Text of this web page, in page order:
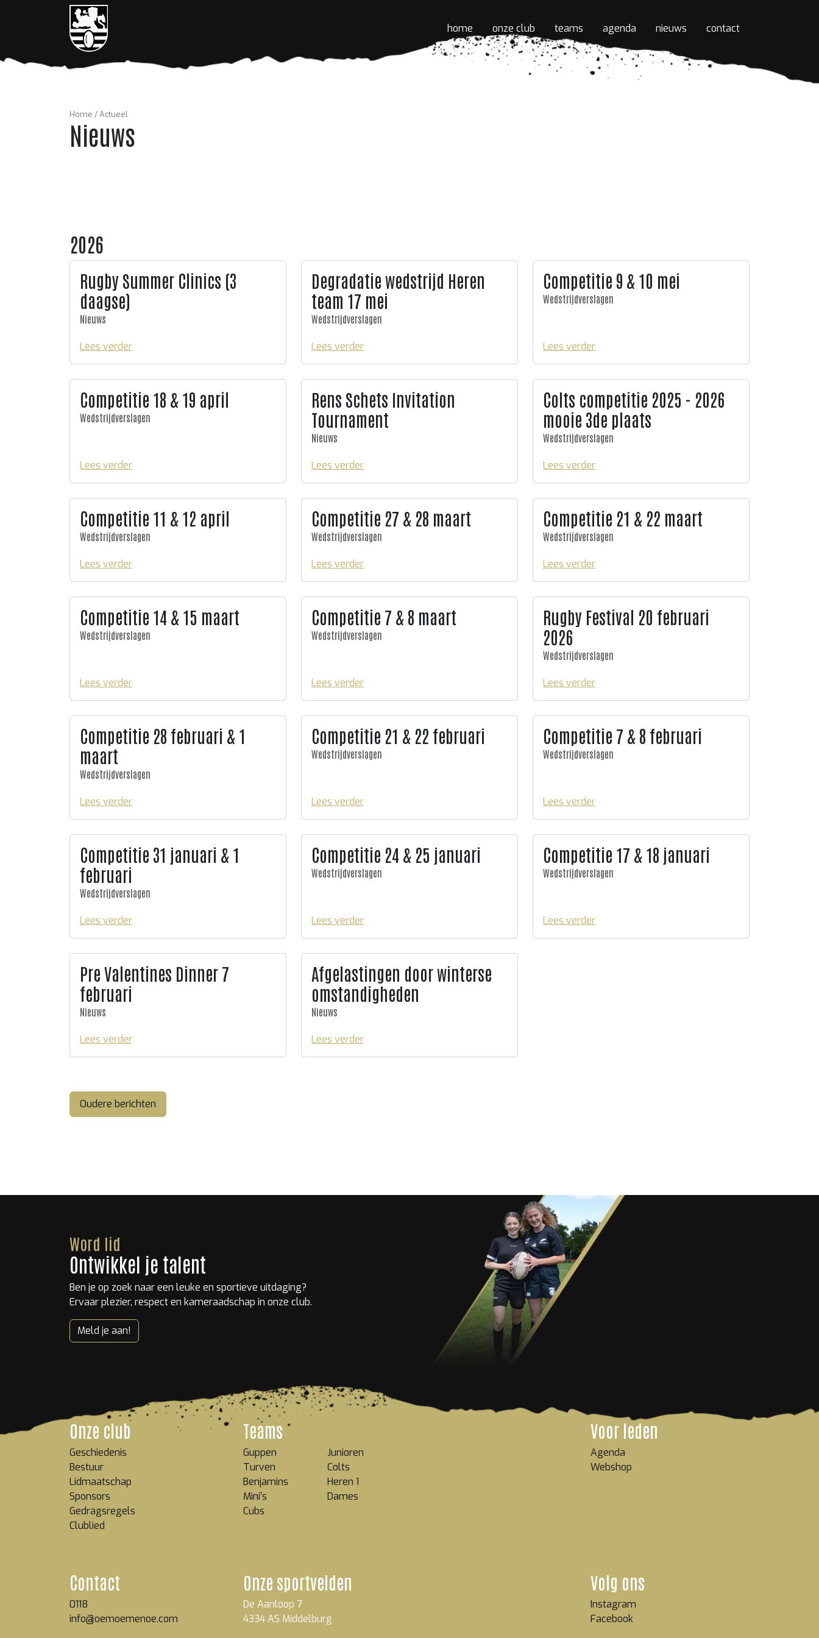
home onze club teams agenda nieuws contact
Home Actueel
Nieuws
2026
Rugby Summer Clinics (3
daagse)
Nieuws
Lees verder
Degradatie wedstrijd Heren
team 17 mei
Wedstrijdverslagen
Lees verder
Competitie 9 & 10 mei
Wedstrijdverslagen
Lees verder
Competitie 18 & 19 april
Wedstrijdverslagen
Lees verder
Rens Schets Invitation
Tournament
Nieuws
Lees verder
Colts competitie 2025 - 2026
mooie 3de plaats
Wedstrijdverslagen
Lees verder
Competitie 11 & 12 april
Wedstrijdverslagen
Lees verder
Competitie 27 & 28 maart
Wedstrijdverslagen
Lees verder
Competitie 21 & 22 maart
Wedstrijdverslagen
Lees verder
Competitie 14 & 15 maart
Wedstrijdverslagen
Lees verder
Competitie 7 & 8 maart
Wedstrijdverslagen
Lees verder
Rugby Festival 20 februari
2026
Wedstrijdverslagen
Lees verder
Competitie 28 februari & 1
maart
Wedstrijdverslagen
Lees verder
Competitie 21 & 22 februari
Wedstrijdverslagen
Lees verder
Competitie 7 & 8 februari
Wedstrijdverslagen
Lees verder
Competitie 31 januari & 1
februari
Wedstrijdverslagen
Lees verder
Competitie 24 & 25 januari
Wedstrijdverslagen
Lees verder
Competitie 17 & 18 januari
Wedstrijdverslagen
Lees verder
Pre Valentines Dinner 7
februari
Nieuws
Lees verder
Afgelastingen door winterse
omstandigheden
Nieuws
Lees verder
Oudere berichten
Word lid
Ontwikkel je talent
Ben je op zoek naar een leuke en sportieve uitdaging?
Ervaar plezier, respect en kameraadschap in onze club.
Meld je aan!
Onze club
Geschiedenis
Bestuur
Lidmaatschap
Sponsors
Gedragsregels
Clublied
Teams
Guppen
Turven
Benjamins
Mini’s
Cubs
Junioren
Colts
Heren 1
Dames
Voor leden
Agenda
Webshop
Contact
0118
info@oemoemenoe.com
Onze sportvelden
De Aanloop 7
4334 AS Middelburg
Volg ons
Instagram
Facebook